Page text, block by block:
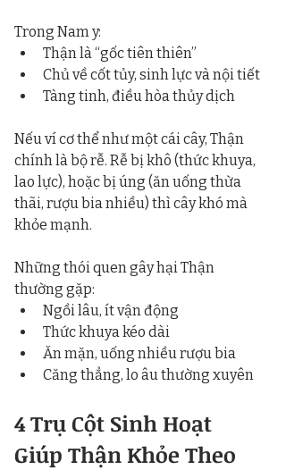
Trong Nam y:
Thận là “gốc tiên thiên”
Chủ về cốt tủy, sinh lực và nội tiết
Tàng tinh, điều hòa thủy dịch
Nếu ví cơ thể như một cái cây, Thận
chính là bộ rễ. Rễ bị khô (thức khuya,
lao lực), hoặc bị úng (ăn uống thừa
thãi, rượu bia nhiều) thì cây khó mà
khỏe mạnh.
Những thói quen gây hại Thận
thường gặp:
Ngồi lâu, ít vận động
Thức khuya kéo dài
Ăn mặn, uống nhiều rượu bia
Căng thẳng, lo âu thường xuyên
4 Trụ Cột Sinh Hoạt
Giúp Thận Khỏe Theo